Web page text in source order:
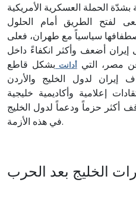
بشدّة الحملة العسكرية الأمريكية
لفتح الطريق أمام الحلول
سياسياً مع طهران، فعلى
أضعف وأكثر انكفاءً داخل
مصر، التيأدانت بشكل قاطع
لدول الخليج والأردن
إعلامية وأكاديمية خليجية
أكثر حزماً ودعماً لدول الخليج
في هذه الأزمة.
الخليج بعد الحرب